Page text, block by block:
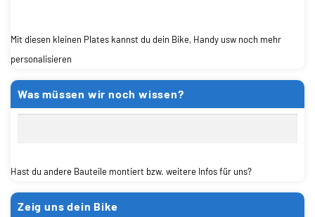
Mit diesen kleinen Plates kannst du dein Bike, Handy usw noch mehr
personalisieren
Was müssen wir noch wissen?
Hast du andere Bauteile montiert bzw. weitere Infos für uns?
Zeig uns dein Bike